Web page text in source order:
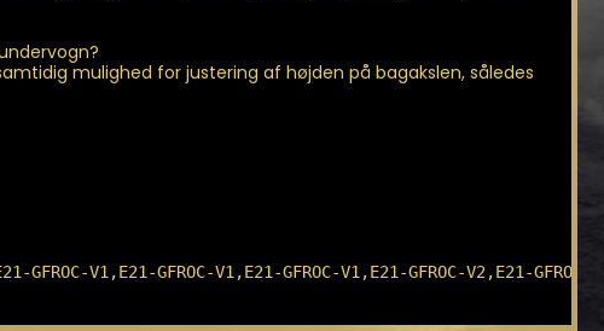
mulighed for justering af højden på bagakslen, således
GFROC-V1,E21-GFROC-V1,E21-GFROC-V2,E21-GFROC-